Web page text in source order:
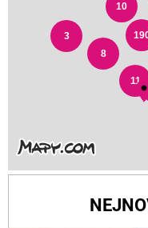
3
10
8
11